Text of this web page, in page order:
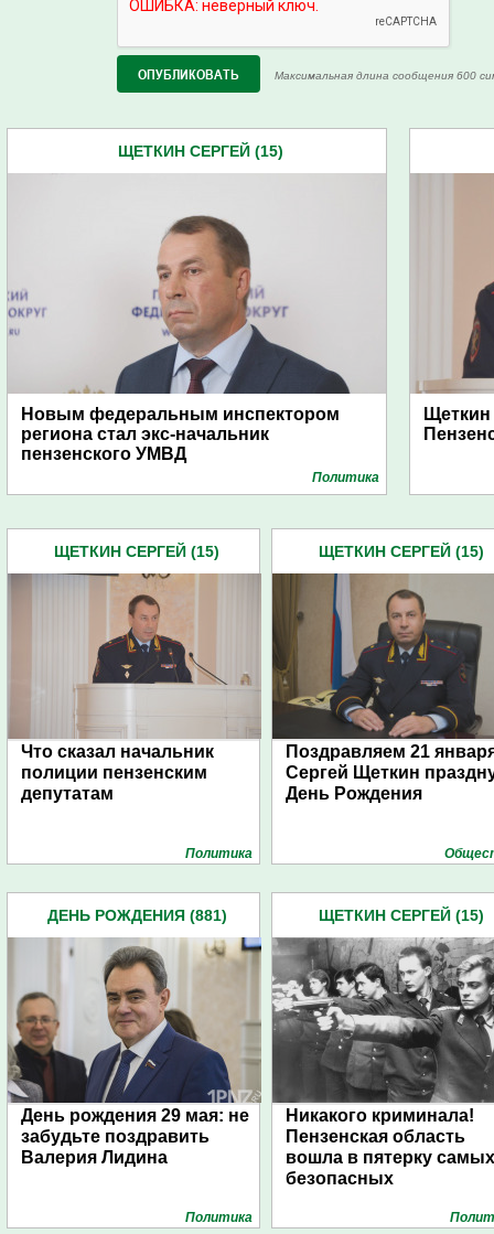
Максимальная длина сообщения 600
ЩЕТКИН СЕРГЕЙ (15)
Новым федеральным инспектором
региона стал экс-начальник
пензенского УМВД
Политика
Щеткин
ЩЕТКИН СЕРГЕЙ (15)
Что сказал начальник
полиции пензенским
депутатам
Политика
ЩЕТКИН СЕРГЕЙ (15)
Поздравляем 21
Сергей Щеткин
День Рождения
ДЕНЬ РОЖДЕНИЯ (881)
День рождения 29 мая: не
забудьте поздравить
Валерия Лидина
Политика
ЩЕТКИН СЕРГЕЙ (15)
Никакого криминала!
Пензенская область
вошла в пятерку самых
безопасных